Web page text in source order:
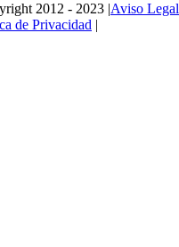
2012 - 2023 |Aviso Legal
de Privacidad |